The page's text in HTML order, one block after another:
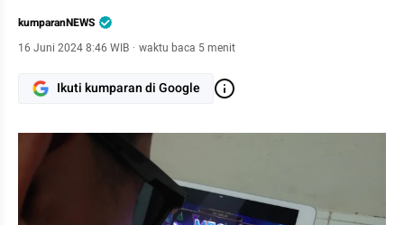
kumparanNEWS
16 Juni 2024 8:46 WIB · waktu baca 5 menit
Ikuti kumparan di Google